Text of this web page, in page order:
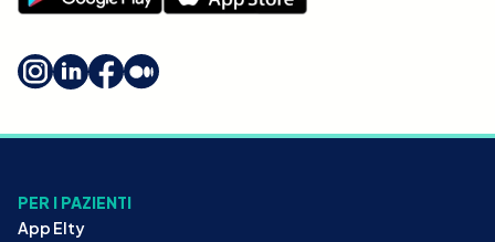
PER I PAZIENTI
App Elty